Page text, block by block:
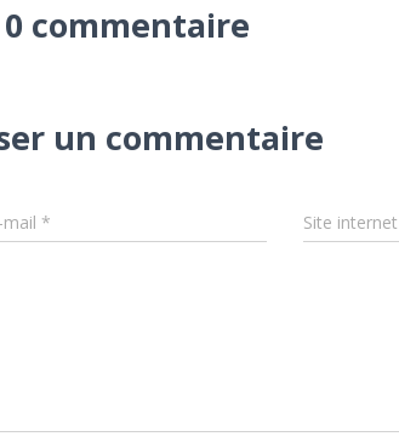
0 commentaire
un commentaire
mail * Site internet